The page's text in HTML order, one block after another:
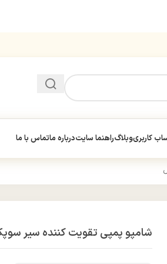
کاربریوبلاگراهنما سایتدرباره ماتماس با ما
شامپو پمپی تقویت کننده سیر سوپکس